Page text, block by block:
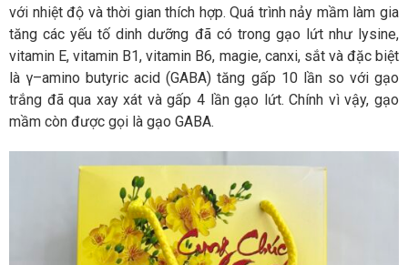
với nhiệt độ và thời gian thích hợp. Quá trình nảy mầm làm gia
tăng các yếu tố dinh dưỡng đã có trong gạo lứt như lysine,
vitamin E, vitamin B1, vitamin B6, magie, canxi, sắt và đặc biệt
là γ–amino butyric acid (GABA) tăng gấp 10 lần so với gạo
trắng đã qua xay xát và gấp 4 lần gạo lứt. Chính vì vậy, gạo
mầm còn được gọi là gạo GABA.